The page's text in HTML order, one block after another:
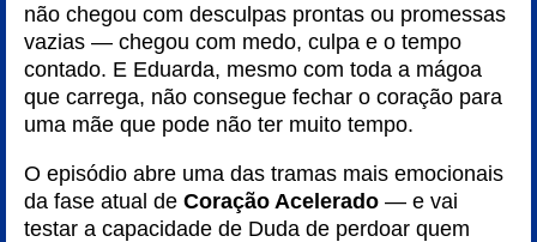
não chegou com desculpas prontas ou promessas
vazias — chegou com medo, culpa e o tempo
contado. E Eduarda, mesmo com toda a mágoa
que carrega, não consegue fechar o coração para
uma mãe que pode não ter muito tempo.
O episódio abre uma das tramas mais emocionais
da fase atual de Coração Acelerado — e vai
testar a capacidade de Duda de perdoar quem